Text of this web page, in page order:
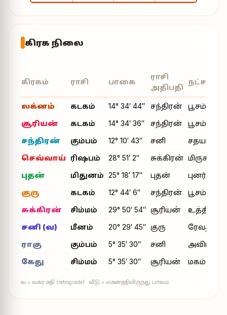
கிரக நிலை
கிரகம் ராசி பாகை
ராசி
அதிபதி
லக்னம் கடகம் 14° 34′ 44″ சந்திரன்
பூசம்
சூரியன்
கடகம் 14° 34′ 36″ சந்திரன்
பூசம்
சந்திரன்
கும்பம் 12° 10′ 43″ சனி
சதயம்
செவ்வாய்
ரிஷபம் 28° 51′ 2″ சுக்கிரன்
புதன்
மிதுனம் 25° 18′ 17″ புதன்
புனர்பூசம்
குரு
கடகம் 12° 44′ 6″ சந்திரன்
பூசம்
சுக்கிரன்
சிம்மம் 29° 50′ 54″ சூரியன்
உத்திரம்
சனி (வ)
மீனம் 20° 29′ 45″ குரு
ரேவதி
ராகு
கும்பம் 5° 35′ 30″ சனி
அவிட்டம்
கேது
சிம்மம் 5° 35′ 30″ சூரியன் மகம்
வ = வக்ர கதி (retrograde) · வீடு = லக்னத்திலிருந்து பாவம்